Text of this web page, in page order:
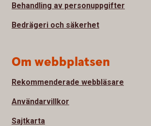
Behandling av personuppgifter
Bedrägeri och säkerhet
Om webbplatsen
Rekommenderade webbläsare
Användarvillkor
Sajtkarta